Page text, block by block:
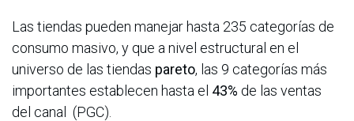
Las tiendas pueden manejar hasta 235 categorías de
consumo masivo, y que a nivel estructural en el
universo de las tiendas pareto, las 9 categorías más
importantes establecen hasta el 43% de las ventas
del canal (PGC).